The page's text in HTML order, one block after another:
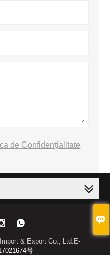

de Confidențialitate

& Export Co., Ltd.E-
号